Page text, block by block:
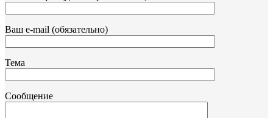
Ваш e-mail (обязательно)
Тема
Сообщение